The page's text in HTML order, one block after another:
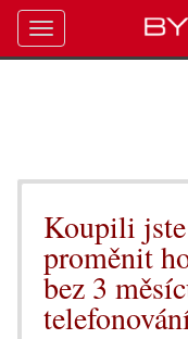
Koupili
proměnit
bez 3
Toggle
navigation